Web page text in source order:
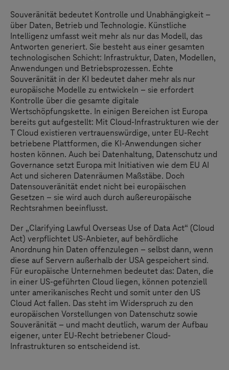
Souveränität bedeutet Kontrolle und Unabhängigkeit –
über Daten, Betrieb und Technologie. Künstliche
Intelligenz umfasst weit mehr als nur das Modell, das
Antworten generiert. Sie besteht aus einer gesamten
technologischen Schicht: Infrastruktur, Daten, Modellen,
Anwendungen und Betriebsprozessen. Echte
Souveränität in der KI bedeutet daher mehr als nur
europäische Modelle zu entwickeln – sie erfordert
Kontrolle über die gesamte digitale
Wertschöpfungskette. In einigen Bereichen ist Europa
bereits gut aufgestellt: Mit Cloud-Infrastrukturen wie der
T Cloud existieren vertrauenswürdige, unter EU-Recht
betriebene Plattformen, die KI-Anwendungen sicher
hosten können. Auch bei Datenhaltung, Datenschutz und
Governance setzt Europa mit Initiativen wie dem EU AI
Act und sicheren Datenräumen Maßstäbe. Doch
Datensouveränität endet nicht bei europäischen
Gesetzen – sie wird auch durch außereuropäische
Rechtsrahmen beeinflusst.
Der „Clarifying Lawful Overseas Use of Data Act“ (Cloud
Act) verpflichtet US-Anbieter, auf behördliche
Anordnung hin Daten offenzulegen – selbst dann, wenn
diese auf Servern außerhalb der USA gespeichert sind.
Für europäische Unternehmen bedeutet das: Daten, die
in einer US-geführten Cloud liegen, können potenziell
unter amerikanisches Recht und somit unter den US
Cloud Act fallen. Das steht im Widerspruch zu den
europäischen Vorstellungen von Datenschutz sowie
Souveränität – und macht deutlich, warum der Aufbau
eigener, unter EU-Recht betriebener Cloud-
Infrastrukturen so entscheidend ist.